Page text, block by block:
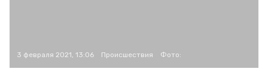
3 февраля 2021, 13:06 Происшествия Фото: